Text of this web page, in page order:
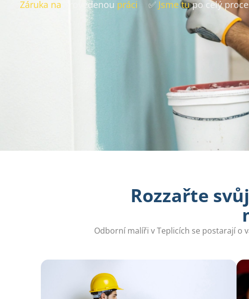
Záruka na provedenou práci
✅ Jsme tupo celý
Rozzařte
Odborní malíři v Teplicích se postarají o